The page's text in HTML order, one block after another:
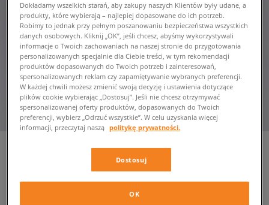
Dokładamy wszelkich starań, aby zakupy naszych Klientów były udane, a
produkty, które wybierają – najlepiej dopasowane do ich potrzeb.
Robimy to jednak przy pełnym poszanowaniu bezpieczeństwa wszystkich
danych osobowych. Kliknij „OK”, jeśli chcesz, abyśmy wykorzystywali
informacje o Twoich zachowaniach na naszej stronie do przygotowania
personalizowanych specjalnie dla Ciebie treści, w tym rekomendacji
produktów dopasowanych do Twoich potrzeb i zainteresowań,
spersonalizowanych reklam czy zapamiętywanie wybranych preferencji.
W każdej chwili możesz zmienić swoją decyzję i ustawienia dotyczące
plików cookie wybierając „Dostosuj”. Jeśli nie chcesz otrzymywać
spersonalizowanej oferty produktów, dopasowanych do Twoich
preferencji, wybierz „Odrzuć wszystkie”. W celu uzyskania więcej
informacji, przeczytaj naszą politykę prywatności.
Dostosuj
OK